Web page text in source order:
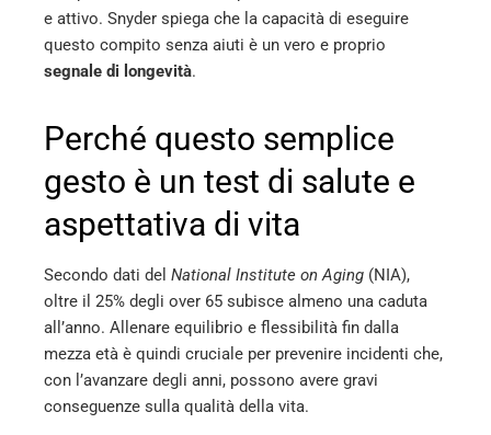
e attivo. Snyder spiega che la capacità di eseguire
questo compito senza aiuti è un vero e proprio
segnale di longevità.
Perché questo semplice
gesto è un test di salute e
aspettativa di vita
Secondo dati del National Institute on Aging (NIA),
oltre il 25% degli over 65 subisce almeno una caduta
all’anno. Allenare equilibrio e flessibilità fin dalla
mezza età è quindi cruciale per prevenire incidenti che,
con l’avanzare degli anni, possono avere gravi
conseguenze sulla qualità della vita.